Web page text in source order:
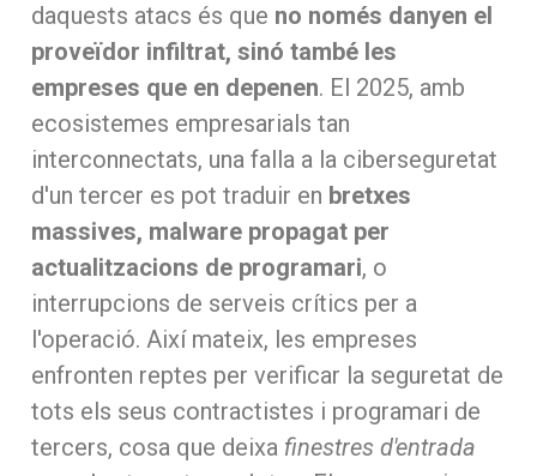
daquests atacs és que no només danyen el
proveïdor infiltrat, sinó també les
empreses que en depenen. El 2025, amb
ecosistemes empresarials tan
interconnectats, una falla a la ciberseguretat
d'un tercer es pot traduir en bretxes
massives, malware propagat per
actualitzacions de programari, o
interrupcions de serveis crítics per a
l'operació. Així mateix, les empreses
enfronten reptes per verificar la seguretat de
tots els seus contractistes i programari de
tercers, cosa que deixa finestres d'entrada